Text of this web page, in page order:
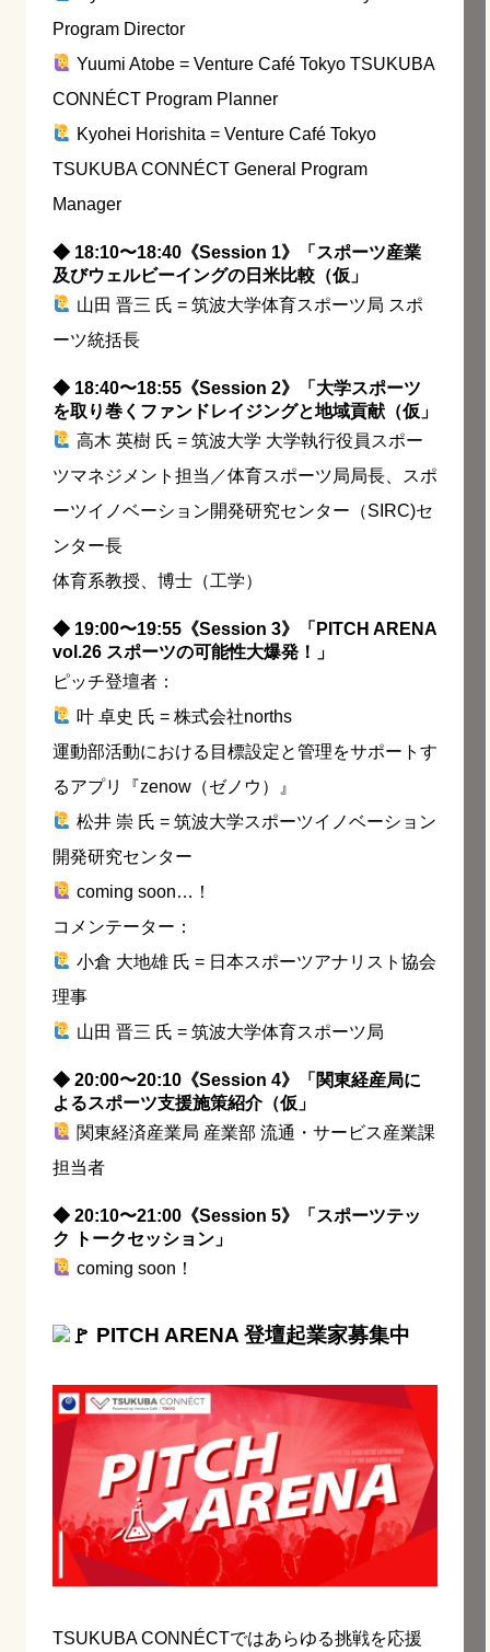
Program Director
Yuumi Atobe = Venture Café Tokyo TSUKUBA
CONNÉCT Program Planner
Kyohei Horishita = Venture Café Tokyo
TSUKUBA CONNÉCT General Program
Manager
◆ 18:10〜18:40《Session 1》「スポーツ産業
及びウェルビーイングの日米比較（仮」
山田 晋三 氏 = 筑波大学体育スポーツ局 スポ
ーツ統括長
◆ 18:40〜18:55《Session 2》「大学スポーツ
を取り巻くファンドレイジングと地域貢献（仮」
高木 英樹 氏 = 筑波大学 大学執行役員スポー
ツマネジメント担当／体育スポーツ局局長、スポ
ーツイノベーション開発研究センター（SIRC)セ
ンター長
体育系教授、博士（工学）
◆ 19:00〜19:55《Session 3》「PITCH ARENA
vol.26 スポーツの可能性大爆発！」
ピッチ登壇者：
叶 卓史 氏 = 株式会社norths
運動部活動における目標設定と管理をサポートす
るアプリ『zenow（ゼノウ）』
松井 崇 氏 = 筑波大学スポーツイノベーション
開発研究センター
coming soon…！
コメンテーター：
小倉 大地雄 氏 = 日本スポーツアナリスト協会
理事
山田 晋三 氏 = 筑波大学体育スポーツ局
◆ 20:00〜20:10《Session 4》「関東経産局に
よるスポーツ支援施策紹介（仮」
関東経済産業局 産業部 流通・サービス産業課
担当者
◆ 20:10〜21:00《Session 5》「スポーツテッ
ク トークセッション」
coming soon！
PITCH ARENA 登壇起業家募集中
TSUKUBA CONNÉCTではあらゆる挑戦を応援